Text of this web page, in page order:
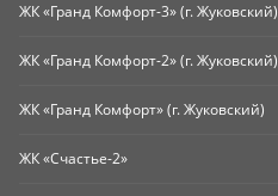
ЖК «Гранд Комфорт-3» (г. Жуковский)
ЖК «Гранд Комфорт-2» (г. Жуковский)
ЖК «Гранд Комфорт» (г. Жуковский)
ЖК «Счастье-2»